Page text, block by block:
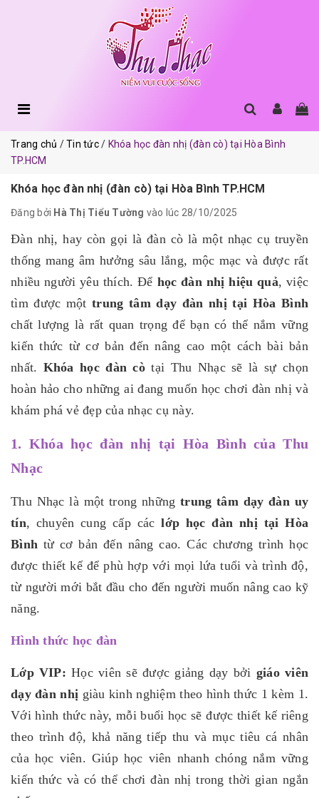
Trang chủ Tin tức
Khóa học đàn nhị (đàn cò) tại Hòa Bình
TP.HCM
Khóa học đàn nhị (đàn cò) tại Hòa Bình TP.HCM
Đăng bởi Hà Thị Tiểu Tường vào lúc 28/10/2025
Đàn nhị, hay còn gọi là đàn cò là một nhạc cụ truyền
thống mang âm hưởng sâu lắng, mộc mạc và được rất
nhiều người yêu thích. Để học đàn nhị hiệu quả, việc
tìm được mộttrung tâm dạy đàn nhị tại Hòa Bình
chất lượng là rất quan trọng để bạn có thể nắm vững
kiến thức từ cơ bản đến nâng cao một cách bài bản
nhất. Khóa học đàn còtại Thu Nhạc sẽ là sự chọn
hoàn hảo cho những ai đang muốn học chơi đàn nhị và
khám phá vẻ đẹp của nhạc cụ này.
1. Khóa học đàn nhị tại Hòa Bình của Thu
Nhạc
Thu Nhạc là một trong những trung tâm dạy đàn uy
tín, chuyên cung cấp cáclớp học đàn nhị tại Hòa
Bình từ cơ bản đến nâng cao. Các chương trình học
được thiết kế để phù hợp với mọi lứa tuổi và trình độ,
từ người mới bắt đầu cho đến người muốn nâng cao kỹ
năng.
Hình thức học đàn
Lớp VIP: Học viên sẽ được giảng dạy bởi giáo viên
dạy đàn nhị giàu kinh nghiệm theo hình thức 1 kèm 1.
Với hình thức này, mỗi buổi học sẽ được thiết kế riêng
theo trình độ, khả năng tiếp thu và mục tiêu cá nhân
của học viên. Giúp học viên nhanh chóng nắm vững
kiến thức và có thể chơi đàn nhị trong thời gian ngắn